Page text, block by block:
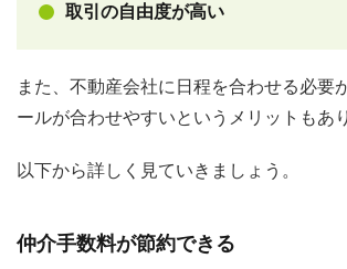
取引の自由度が高い
また、不動産会社に日程を合わせる必要
ールが合わせやすいというメリットもあ
以下から詳しく見ていきましょう。
仲介手数料が節約できる